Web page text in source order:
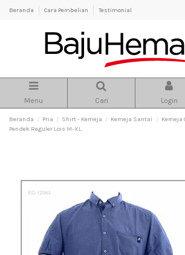
Beranda Cara Pembelian Testimonial
Menu Cari Login
Beranda Pria Shirt - Kemeja Kemeja Santai
Kemeja
Pendek Reguler Lois M-XL